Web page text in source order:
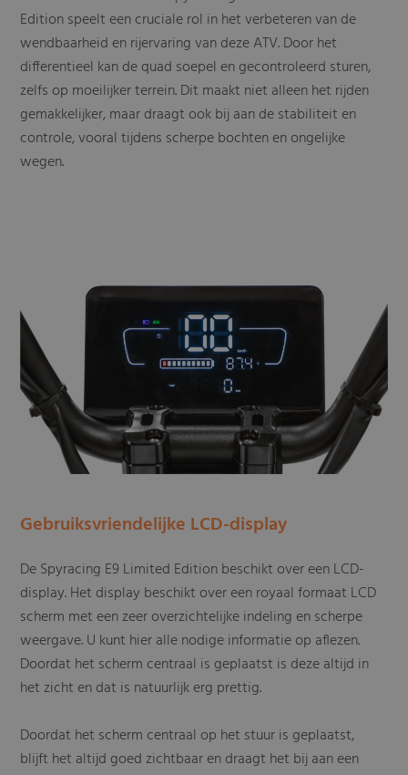
Edition speelt een cruciale rol in het verbeteren van de
wendbaarheid en rijervaring van deze ATV. Door het
differentieel kan de quad soepel en gecontroleerd sturen,
zelfs op moeilijker terrein. Dit maakt niet alleen het rijden
gemakkelijker, maar draagt ook bij aan de stabiliteit en
controle, vooral tijdens scherpe bochten en ongelijke
wegen.
Gebruiksvriendelijke LCD-display
De Spyracing E9 Limited Edition beschikt over een LCD-
display. Het display beschikt over een royaal formaat LCD
scherm met een zeer overzichtelijke indeling en scherpe
weergave. U kunt hier alle nodige informatie op aflezen.
Doordat het scherm centraal is geplaatst is deze altijd in
het zicht en dat is natuurlijk erg prettig.
Doordat het scherm centraal op het stuur is geplaatst,
blijft het altijd goed zichtbaar en draagt het bij aan een